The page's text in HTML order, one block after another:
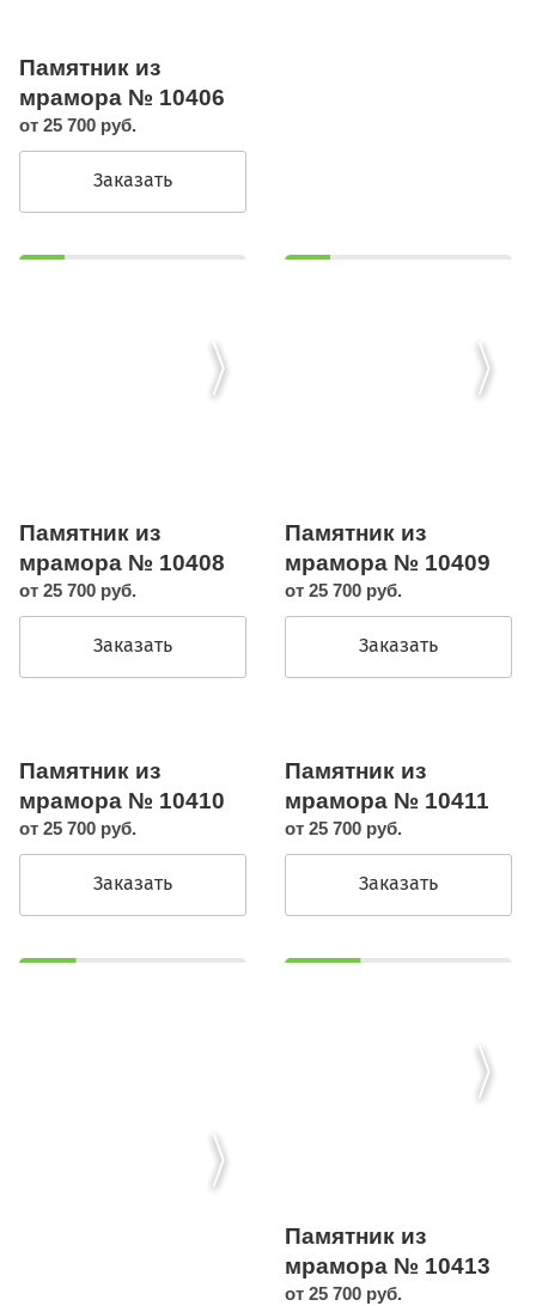
Памятник из
мрамора № 10406
от 25 700 руб.
Заказать
Памятник из
мрамора № 10408
от 25 700 руб.
Заказать
Памятник из
мрамора № 10409
от 25 700 руб.
Заказать
Памятник из
мрамора № 10410
от 25 700 руб.
Заказать
Памятник из
мрамора № 10411
от 25 700 руб.
Заказать
Памятник из
мрамора № 10413
от 25 700 руб.